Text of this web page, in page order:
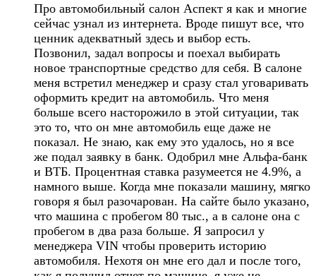
Про автомобильный салон Аспект я как и многие
сейчас узнал из интернета. Вроде пишут все, что
ценник адекватный здесь и выбор есть.
Позвонил, задал вопросы и поехал выбирать
новое транспортные средство для себя. В салоне
меня встретил менеджер и сразу стал уговаривать
оформить кредит на автомобиль. Что меня
больше всего насторожило в этой ситуации, так
это то, что он мне автомобиль еще даже не
показал. Не знаю, как ему это удалось, но я все
же подал заявку в банк. Одобрил мне Альфа-банк
и ВТБ. Процентная ставка разумеется не 4.9%, а
намного выше. Когда мне показали машину, мягко
говоря я был разочарован. На сайте было указано,
что машина с пробегом 80 тыс., а в салоне она с
пробегом в два раза больше. Я запросил у
менеджера VIN чтобы проверить историю
автомобиля. Нехотя он мне его дал и после того,